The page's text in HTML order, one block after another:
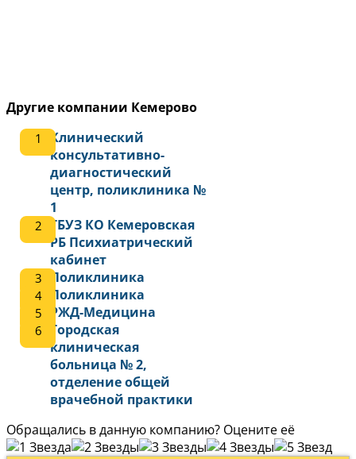
Другие компании Кемерово
Клинический
консультативно-
диагностический
центр, поликлиника №
1
ГБУЗ КО Кемеровская
РБ Психиатрический
кабинет
Поликлиника
Поликлиника
РЖД-Медицина
Городская
клиническая
больница № 2,
отделение общей
врачебной практики
Обращались в данную компанию? Оцените её